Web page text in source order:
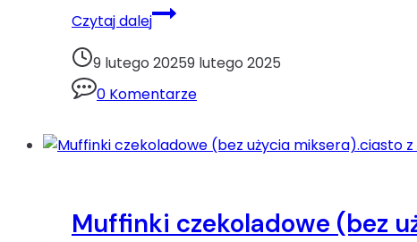
Czytaj dalejPralinki
czekoladoweczekolada
czekolada
czekolada
deser
9 lutego 20259 lutego 2025
0 Komentarze
Muffinki czekoladowe (bez